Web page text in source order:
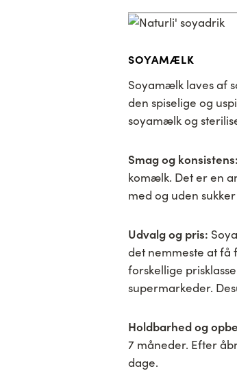
SOYAMÆLK
Soyamælk laves af
den spiselige og
soyamælk og
Smag og konsistens:
komælk. Det er en
med og uden
Udvalg og pris:
det nemmeste at
forskellige
supermarkeder.
Holdbarhed og
7 måneder. Efter
dage.